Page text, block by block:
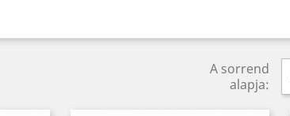
A sorrend
alapja: